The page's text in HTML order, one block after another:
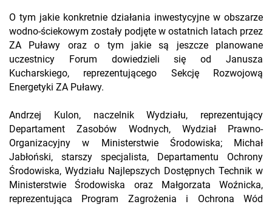
O tym jakie konkretnie działania inwestycyjne w obszarze
wodno-ściekowym zostały podjęte w ostatnich latach przez
ZA Puławy oraz o tym jakie są jeszcze planowane
uczestnicy Forum dowiedzieli się od Janusza
Kucharskiego, reprezentującego Sekcję Rozwojową
Energetyki ZA Puławy.
Andrzej Kulon, naczelnik Wydziału, reprezentujący
Departament Zasobów Wodnych, Wydział Prawno-
Organizacyjny w Ministerstwie Środowiska; Michał
Jabłoński, starszy specjalista, Departamentu Ochrony
Środowiska, Wydziału Najlepszych Dostępnych Technik w
Ministerstwie Środowiska oraz Małgorzata Woźnicka,
reprezentująca Program Zagrożenia i Ochrona Wód